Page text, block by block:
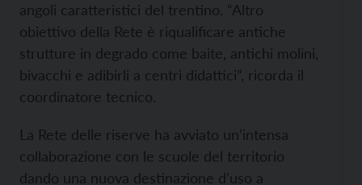
angoli caratteristici del trentino. “Altro
obiettivo della Rete è riqualificare antiche
strutture in degrado come baite, antichi molini,
bivacchi e adibirli a centri didattici”, ricorda il
coordinatore tecnico.
La Rete delle riserve ha avviato un’intensa
collaborazione con le scuole del territorio
dando una nuova destinazione d’uso a